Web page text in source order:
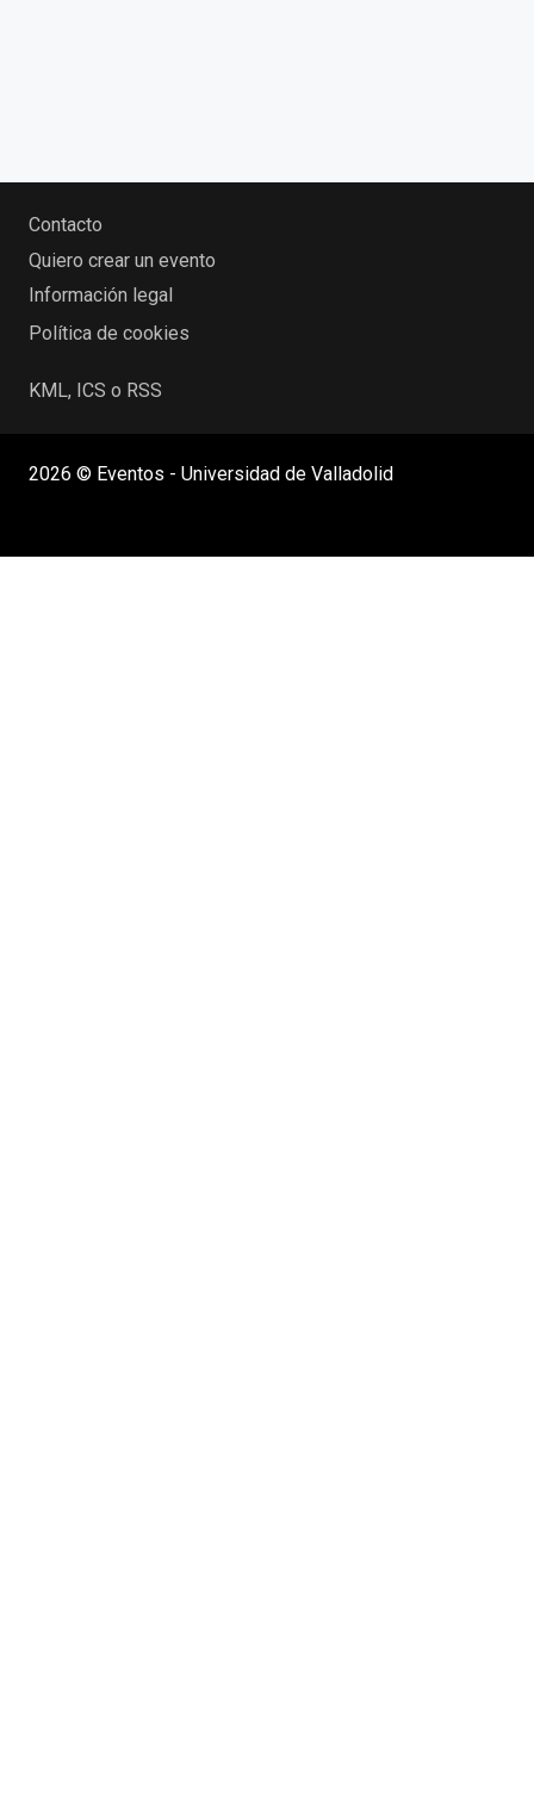
Contacto
Quiero crear un evento
Información legal
Política de cookies
KML, ICS o RSS
2026 © Eventos - Universidad de Valladolid